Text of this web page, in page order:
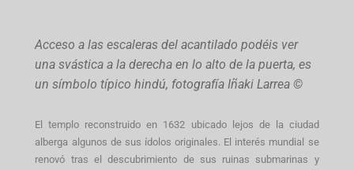
Acceso a las escaleras del acantilado podéis ver
una svástica a la derecha en lo alto de la puerta, es
un símbolo típico hindú, fotografía Iñaki Larrea ©
El templo reconstruido en 1632 ubicado lejos de la ciudad
alberga algunos de sus ídolos originales. El interés mundial se
renovó tras el descubrimiento de sus ruinas submarinas y